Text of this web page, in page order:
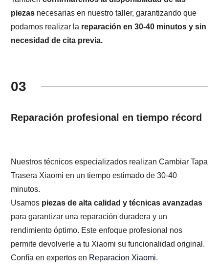
piezas necesarias en nuestro taller, garantizando que
podamos realizar la reparación en 30-40 minutos y sin
necesidad de cita previa.
03
Reparación profesional en tiempo récord
Nuestros técnicos especializados realizan Cambiar Tapa
Trasera Xiaomi en un tiempo estimado de 30-40
minutos.
Usamos piezas de alta calidad y técnicas avanzadas
para garantizar una reparación duradera y un
rendimiento óptimo. Este enfoque profesional nos
permite devolverle a tu Xiaomi su funcionalidad original.
Confía en expertos en Reparacion Xiaomi.